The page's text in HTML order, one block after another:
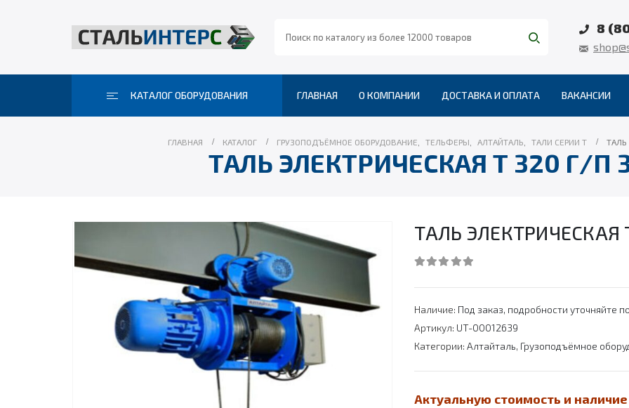
8
КАТАЛОГ ОБОРУДОВАНИЯ ГЛАВНАЯ О КОМПАНИИ ДОСТАВКА И ОПЛАТА ВАКАНСИИ
ГЛАВНАЯ КАТАЛОГ ГРУЗОПОДЪЁМНОЕ ОБОРУДОВАНИЕ ТЕЛЬФЕРЫ АЛТАЙТАЛЬ ТАЛИ СЕРИИ Т ТАЛЬ
ТАЛЬ ЭЛЕКТРИЧЕСКАЯ Т 320 Г/П
ТАЛЬ ЭЛЕКТРИЧЕСКАЯ
Наличие: Под заказ, подробности уточняйте
Артикул: UT-00012639
Категории: Алтайталь, Грузоподъёмное
Актуальную стоимость и